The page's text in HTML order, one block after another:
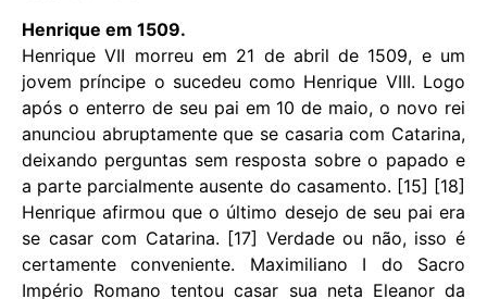
Henrique em 1509.
Henrique VII morreu em 21 de abril de 1509, e um
jovem príncipe o sucedeu como Henrique VIII. Logo
após o enterro de seu pai em 10 de maio, o novo rei
anunciou abruptamente que se casaria com Catarina,
deixando perguntas sem resposta sobre o papado e
a parte parcialmente ausente do casamento. [15] [18]
Henrique afirmou que o último desejo de seu pai era
se casar com Catarina. [17] Verdade ou não, isso é
certamente conveniente. Maximiliano I do Sacro
Império Romano tentou casar sua neta Eleanor da